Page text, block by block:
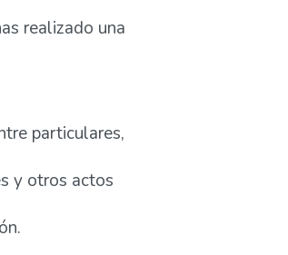
realizado una
particulares,
y otros actos